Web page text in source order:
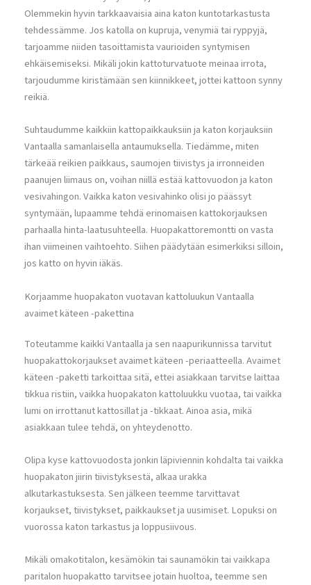
Olemmekin hyvin tarkkaavaisia aina katon kuntotarkastusta
tehdessämme. Jos katolla on kupruja, venymiä tai ryppyjä,
tarjoamme niiden tasoittamista vaurioiden syntymisen
ehkäisemiseksi. Mikäli jokin kattoturvatuote meinaa irrota,
tarjoudumme kiristämään sen kiinnikkeet, jottei kattoon synny
reikiä.
Suhtaudumme kaikkiin kattopaikkauksiin ja katon korjauksiin
Vantaalla samanlaisella antaumuksella. Tiedämme, miten
tärkeää reikien paikkaus, saumojen tiivistys ja irronneiden
paanujen liimaus on, voihan niillä estää kattovuodon ja katon
vesivahingon. Vaikka katon vesivahinko olisi jo päässyt
syntymään, lupaamme tehdä erinomaisen kattokorjauksen
parhaalla hinta-laatusuhteella. Huopakattoremontti on vasta
ihan viimeinen vaihtoehto. Siihen päädytään esimerkiksi silloin,
jos katto on hyvin iäkäs.
Korjaamme huopakaton vuotavan kattoluukun Vantaalla
avaimet käteen -pakettina
Toteutamme kaikki Vantaalla ja sen naapurikunnissa tarvitut
huopakattokorjaukset avaimet käteen -periaatteella. Avaimet
käteen -paketti tarkoittaa sitä, ettei asiakkaan tarvitse laittaa
tikkua ristiin, vaikka huopakaton kattoluukku vuotaa, tai vaikka
lumi on irrottanut kattosillat ja -tikkaat. Ainoa asia, mikä
asiakkaan tulee tehdä, on yhteydenotto.
Olipa kyse kattovuodosta jonkin läpiviennin kohdalta tai vaikka
huopakaton jiirin tiivistyksestä, alkaa urakka
alkutarkastuksesta. Sen jälkeen teemme tarvittavat
korjaukset, tiivistykset, paikkaukset ja uusimiset. Lopuksi on
vuorossa katon tarkastus ja loppusiivous.
Mikäli omakotitalon, kesämökin tai saunamökin tai vaikkapa
paritalon huopakatto tarvitsee jotain huoltoa, teemme sen